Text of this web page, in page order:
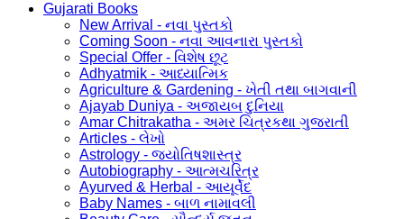
Gujarati Books
New Arrival - નવા પુસ્તકો
Coming Soon - નવા આવનારા પુસ્તકો
Special Offer - વિશેષ છૂટ
Adhyatmik - આધ્યાત્મિક
Agriculture & Gardening - ખેતી તથા બાગવાની
Ajayab Duniya - અજાયબ દુનિયા
Amar Chitrakatha - અમર ચિત્રકથા ગુજરાતી
Articles - લેખો
Astrology - જ્યોતિષશાસ્ત્ર
Autobiography - આત્મચરિત્ર
Ayurved & Herbal - આયૂર્વેદ
Baby Names - બાળ નામાવલી